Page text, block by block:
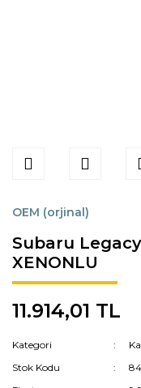
OEM (orjinal)
Subaru
XENONLU
11.914,01 TL
Kategori
Stok Kodu